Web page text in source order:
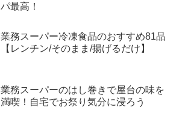
パ最高！
業務スーパー冷凍食品のおすすめ81品
【レンチン/そのまま/揚げるだけ】
業務スーパーのはし巻きで屋台の味を
満喫！自宅でお祭り気分に浸ろう